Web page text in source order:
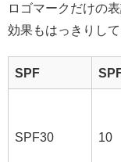
ロゴマークだけの
効果もはっきりし
SPF
SPF30 10